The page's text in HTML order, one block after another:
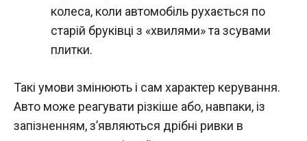
колеса, коли автомобіль рухається по
старій бруківці з «хвилями» та зсувами
плитки.
Такі умови змінюють і сам характер керування.
Авто може реагувати різкіше або, навпаки, із
запізненням, з’являються дрібні ривки в